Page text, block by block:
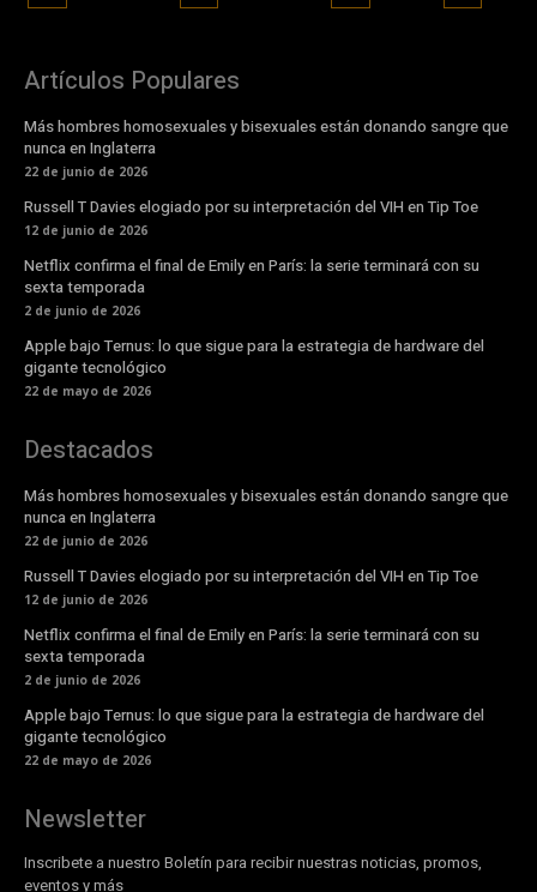
Artículos Populares
Más hombres homosexuales y bisexuales están donando sangre que
nunca en Inglaterra
22 de junio de 2026
Russell T Davies elogiado por su interpretación del VIH en Tip Toe
12 de junio de 2026
Netflix confirma el final de Emily en París: la serie terminará con su
sexta temporada
2 de junio de 2026
Apple bajo Ternus: lo que sigue para la estrategia de hardware del
gigante tecnológico
22 de mayo de 2026
Destacados
Más hombres homosexuales y bisexuales están donando sangre que
nunca en Inglaterra
22 de junio de 2026
Russell T Davies elogiado por su interpretación del VIH en Tip Toe
12 de junio de 2026
Netflix confirma el final de Emily en París: la serie terminará con su
sexta temporada
2 de junio de 2026
Apple bajo Ternus: lo que sigue para la estrategia de hardware del
gigante tecnológico
22 de mayo de 2026
Newsletter
Inscribete a nuestro Boletín para recibir nuestras noticias, promos,
eventos y más